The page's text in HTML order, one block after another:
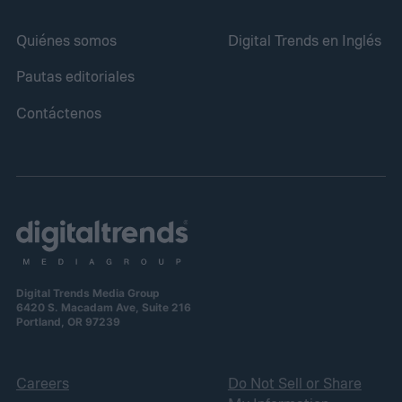
Quiénes somos
Pautas editoriales
Contáctenos
Digital Trends en Inglés
Digital Trends Media Group
6420 S. Macadam Ave, Suite 216
Portland, OR 97239
Careers
Do Not Sell or Share